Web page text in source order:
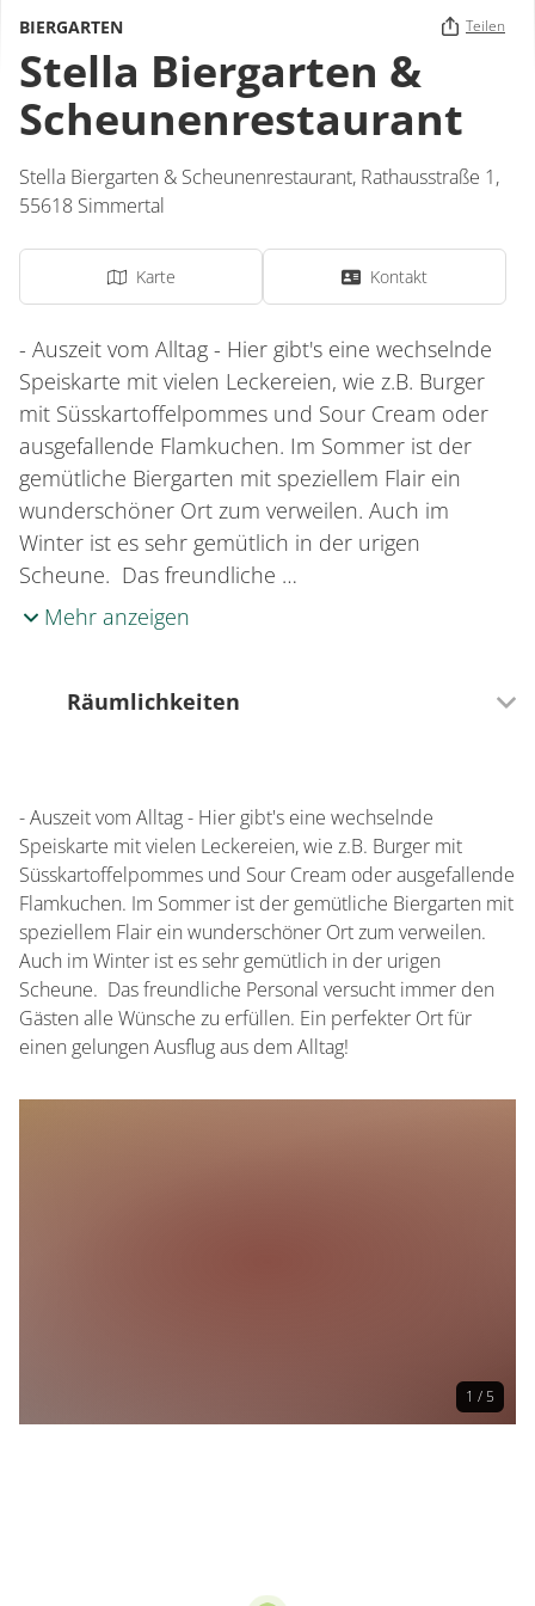
BIERGARTEN Teilen
Stella Biergarten &
Scheunenrestaurant
Stella Biergarten & Scheunenrestaurant, Rathausstraße 1,
55618 Simmertal
Karte Kontakt
- Auszeit vom Alltag - Hier gibt's eine wechselnde
Speiskarte mit vielen Leckereien, wie z.B. Burger
mit Süsskartoffelpommes und Sour Cream oder
ausgefallende Flamkuchen. Im Sommer ist der
gemütliche Biergarten mit speziellem Flair ein
wunderschöner Ort zum verweilen. Auch im
Winter ist es sehr gemütlich in der urigen
Scheune. Das freundliche …
Mehr anzeigen
Räumlichkeiten
0 Sitzplätze (außen)
- Auszeit vom Alltag - Hier gibt's eine wechselnde
Speiskarte mit vielen Leckereien, wie z.B. Burger mit
Süsskartoffelpommes und Sour Cream oder ausgefallende
Flamkuchen. Im Sommer ist der gemütliche Biergarten mit
speziellem Flair ein wunderschöner Ort zum verweilen.
Auch im Winter ist es sehr gemütlich in der urigen
Scheune. Das freundliche Personal versucht immer den
Gästen alle Wünsche zu erfüllen. Ein perfekter Ort für
einen gelungen Ausflug aus dem Alltag!
1 / 5